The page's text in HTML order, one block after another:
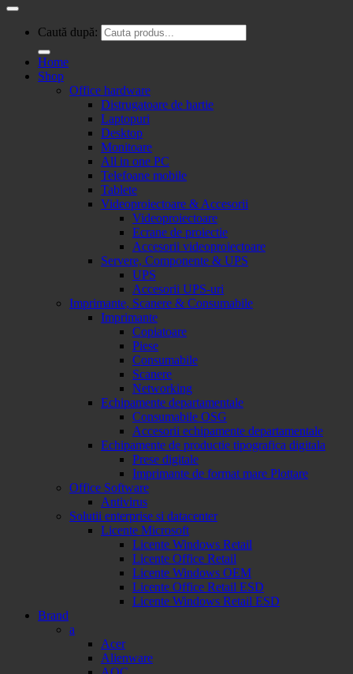
Caută după:
Home
Shop
Office hardware
Distrugatoare de hartie
Laptopuri
Desktop
Monitoare
All in one PC
Telefoane mobile
Tablete
Videoproiectoare & Accesorii
Videoproiectoare
Ecrane de proiectie
Accesorii videoproiectoare
Servere, Componente & UPS
UPS
Accesorii UPS-uri
Imprimante, Scanere & Consumabile
Imprimante
Copiatoare
Piese
Consumabile
Scanere
Networking
Echipamente departamentale
Consumabile OSG
Accesorii echipamente departamentale
Echipamente de productie tipografica digitala
Prese digitale
Imprimante de format mare Plottare
Office Software
Antivirus
Solutii enterprise si datacenter
Licente Microsoft
Licente Windows Retail
Licente Office Retail
Licente Windows OEM
Licente Office Retail ESD
Licente Windows Retail ESD
Brand
a
Acer
Alienware